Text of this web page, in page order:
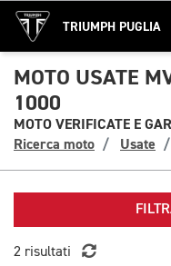
TRIUMPH PUGLIA
MOTO USATE
1000
MOTO VERIFICATE E
Ricerca moto
Usate
2 risultati